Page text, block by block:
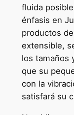
fluida
énfasis en
productos
extensible,
los tamaños
que su
con la
satisfará su